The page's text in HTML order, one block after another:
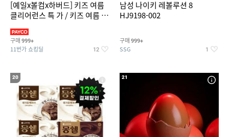
[예일x볼컴x하버드] 키즈 여름
클리어런스 특 가 / 키즈 여름 수
구매 999+
11번가 쇼킹딜 12
남성 나이키 레볼루션 8
HJ9198-002
구매 999+
SSG 1
20 21